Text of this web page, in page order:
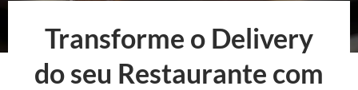
Transforme o Delivery
do seu Restaurante com